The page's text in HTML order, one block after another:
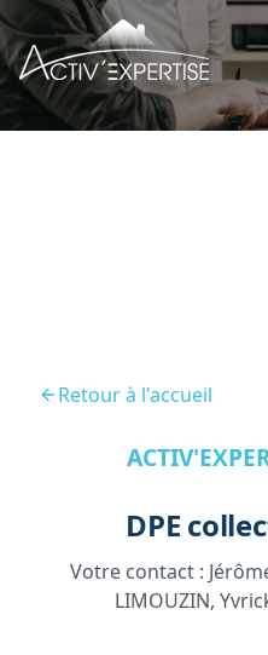
Retour à l'accueil
DPE
Votre contact :
LIMOUZIN,